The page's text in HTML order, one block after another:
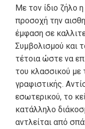
Με τον ίδιο ζήλο
προσοχή την
έμφαση σε
Συμβολισμού και
τέτοια ώστε να
του κλασσικού με
γραφιστικής.
εσωτερικού, το
κατάλληλο
αντλείται από